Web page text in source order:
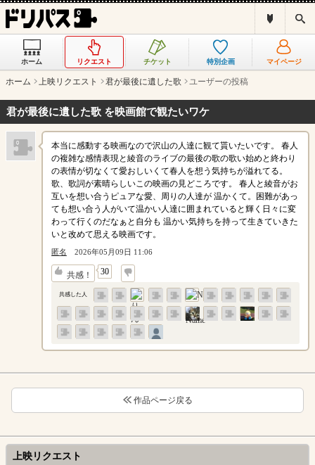
ス
ホーム リクエスト チケット 特別企画 マイページ
ホーム 上映リクエスト 君が最後に遺した歌 ユーザーの投稿
君が最後に遺した歌 を映画館で観たいワケ
本当に感動する映画なので沢山の人達に観て貰いたいです。 春人
の複雑な感情表現と綾音のライブの最後の歌の歌い始めと終わり
の表情が切なくて愛おしいくて春人を想う気持ちが溢れてる。
歌、歌詞が素晴らしいこの映画の見どころです。 春人と綾音がお
互いを想い合うピュアな愛、周りの人達が 温かくて。困難があっ
ても想い合う人がいて温かい人達に囲まれていると輝く日々に変
わって行くのだなぁと自分も 温かい気持ちを持って生きていきた
いと改めて思える映画です。
匿名 2026年05月09日 11:06
共感！ 30
↓
共感した人
作品ページ戻る
上映リクエスト